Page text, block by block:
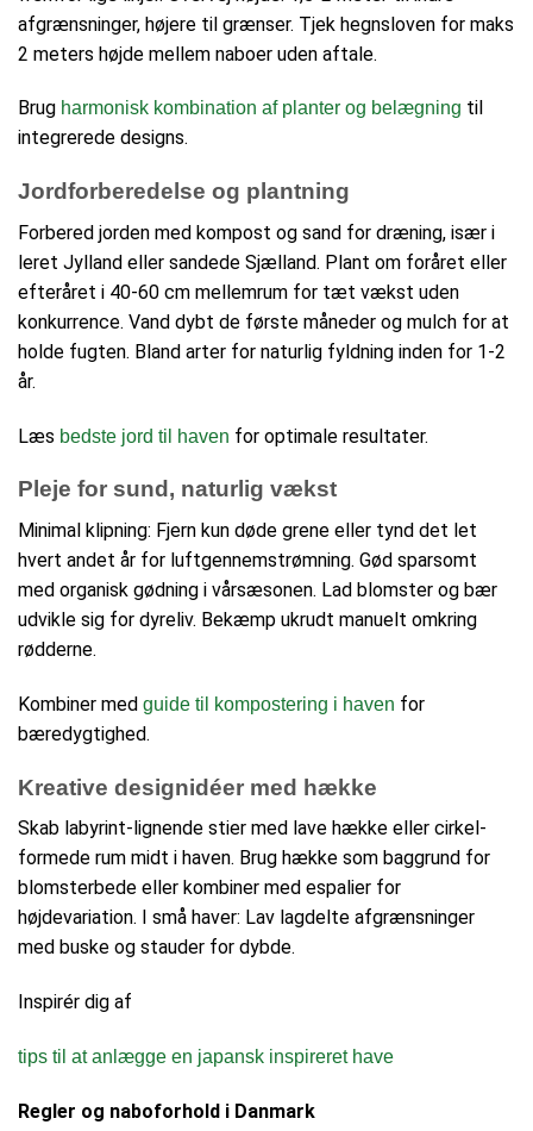
afgrænsninger, højere til grænser. Tjek hegnsloven for maks
2 meters højde mellem naboer uden aftale.
Brug harmonisk kombination af planter og belægning til
integrerede designs.
Jordforberedelse og plantning
Forbered jorden med kompost og sand for dræning, især i
leret Jylland eller sandede Sjælland. Plant om foråret eller
efteråret i 40-60 cm mellemrum for tæt vækst uden
konkurrence. Vand dybt de første måneder og mulch for at
holde fugten. Bland arter for naturlig fyldning inden for 1-2
år.
Læs bedste jord til haven for optimale resultater.
Pleje for sund, naturlig vækst
Minimal klipning: Fjern kun døde grene eller tynd det let
hvert andet år for luftgennemstrømning. Gød sparsomt
med organisk gødning i vårsæsonen. Lad blomster og bær
udvikle sig for dyreliv. Bekæmp ukrudt manuelt omkring
rødderne.
Kombiner med guide til kompostering i haven for
bæredygtighed.
Kreative designidéer med hække
Skab labyrint-lignende stier med lave hække eller cirkel-
formede rum midt i haven. Brug hække som baggrund for
blomsterbede eller kombiner med espalier for
højdevariation. I små haver: Lav lagdelte afgrænsninger
med buske og stauder for dybde.
Inspirér dig af
tips til at anlægge en japansk inspireret have
Regler og naboforhold i Danmark